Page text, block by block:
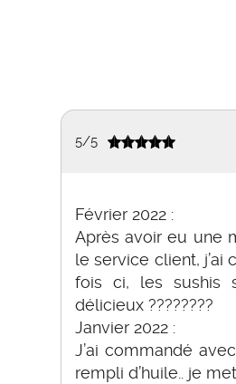
5/5
Février 2022 :
Après avoir eu une
le service client, j’ai
fois ci, les sushis
délicieux ????????
Janvier 2022 :
J’ai commandé
rempli d’huile.. je